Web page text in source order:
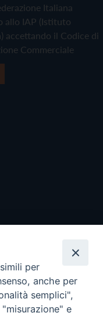
Italiana
allo IAP (Istituto
accettando il Codice di
Commerciale
per
anche per
semplici",
e